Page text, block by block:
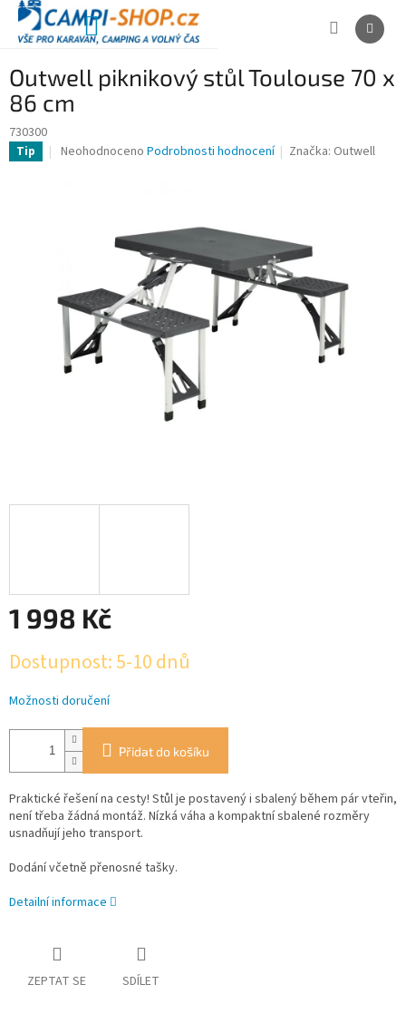
Přejít
obsah
NÁKUPNÍ
Outwell piknikový stůl Toulouse 70 x
86 cm
730300
Tip
Průměrné
Neohodnoceno Podrobnosti hodnocení Značka: Outwell
1 998 Kč
cena:
Dostupnost: 5-10 dnů
Možnosti doručení
Přidat do košíku
Praktické řešení na cesty! Stůl je postavený i sbalený během pár vteřin,
není třeba žádná montáž. Nízká váha a kompaktní sbalené rozměry
usnadňují jeho transport.
Dodání včetně přenosné tašky.
Detailní informace
ZEPTAT SE SDÍLET